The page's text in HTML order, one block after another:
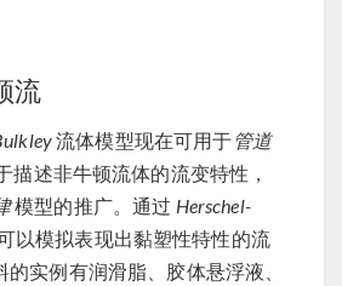
流
流体模型现在可用于管道
描述非牛顿流体的流变特性，
模型的推广。通过 Herschel-
以模拟表现出黏塑性特性的流
实例有润滑脂、胶体悬浮液、